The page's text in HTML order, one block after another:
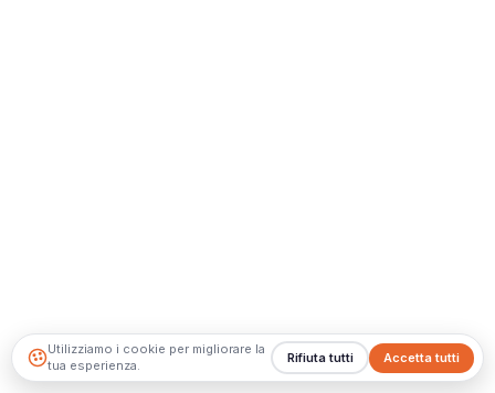
Utilizziamo i cookie per migliorare la
tua esperienza.
Accetta tutti
Rifiuta tutti